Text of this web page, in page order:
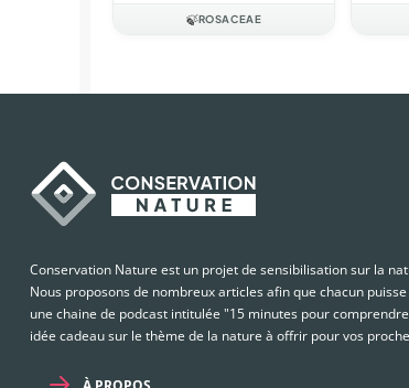
🍃ROSACEAE
Conservation Nature est un projet de sensibilisation sur la
Nous proposons de nombreux articles afin que chacun
une chaine de podcast intitulée "15 minutes pour
idée cadeau sur le thème de la nature à offrir pour vos